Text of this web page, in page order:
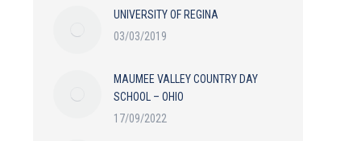
UNIVERSITY OF REGINA
03/03/2019
MAUMEE VALLEY COUNTRY DAY
SCHOOL – OHIO
17/09/2022